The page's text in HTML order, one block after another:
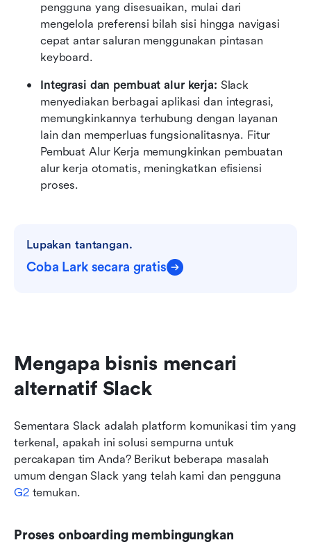
pengguna yang disesuaikan, mulai dari
mengelola preferensi bilah sisi hingga navigasi
cepat antar saluran menggunakan pintasan
keyboard.
Integrasi dan pembuat alur kerja: Slack
menyediakan berbagai aplikasi dan integrasi,
memungkinkannya terhubung dengan layanan
lain dan memperluas fungsionalitasnya. Fitur
Pembuat Alur Kerja memungkinkan pembuatan
alur kerja otomatis, meningkatkan efisiensi
proses.
Lupakan tantangan.
Coba Lark secara gratis
Mengapa bisnis mencari
alternatif Slack
Sementara Slack adalah platform komunikasi tim yang
terkenal, apakah ini solusi sempurna untuk
percakapan tim Anda? Berikut beberapa masalah
G2 temukan.
Proses onboarding membingungkan